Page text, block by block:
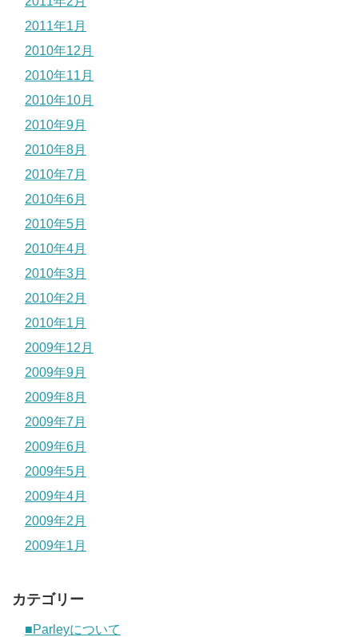
2011年1月
2010年12月
2010年11月
2010年10月
2010年9月
2010年8月
2010年7月
2010年6月
2010年5月
2010年4月
2010年3月
2010年2月
2010年1月
2009年12月
2009年9月
2009年8月
2009年7月
2009年6月
2009年5月
2009年4月
2009年2月
2009年1月
カテゴリー
■Parleyについて